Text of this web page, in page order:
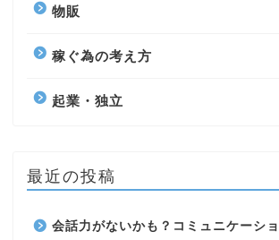
物販
稼ぐ為の考え方
起業・独立
最近の投稿
会話力がないかも？コミュニケーシ